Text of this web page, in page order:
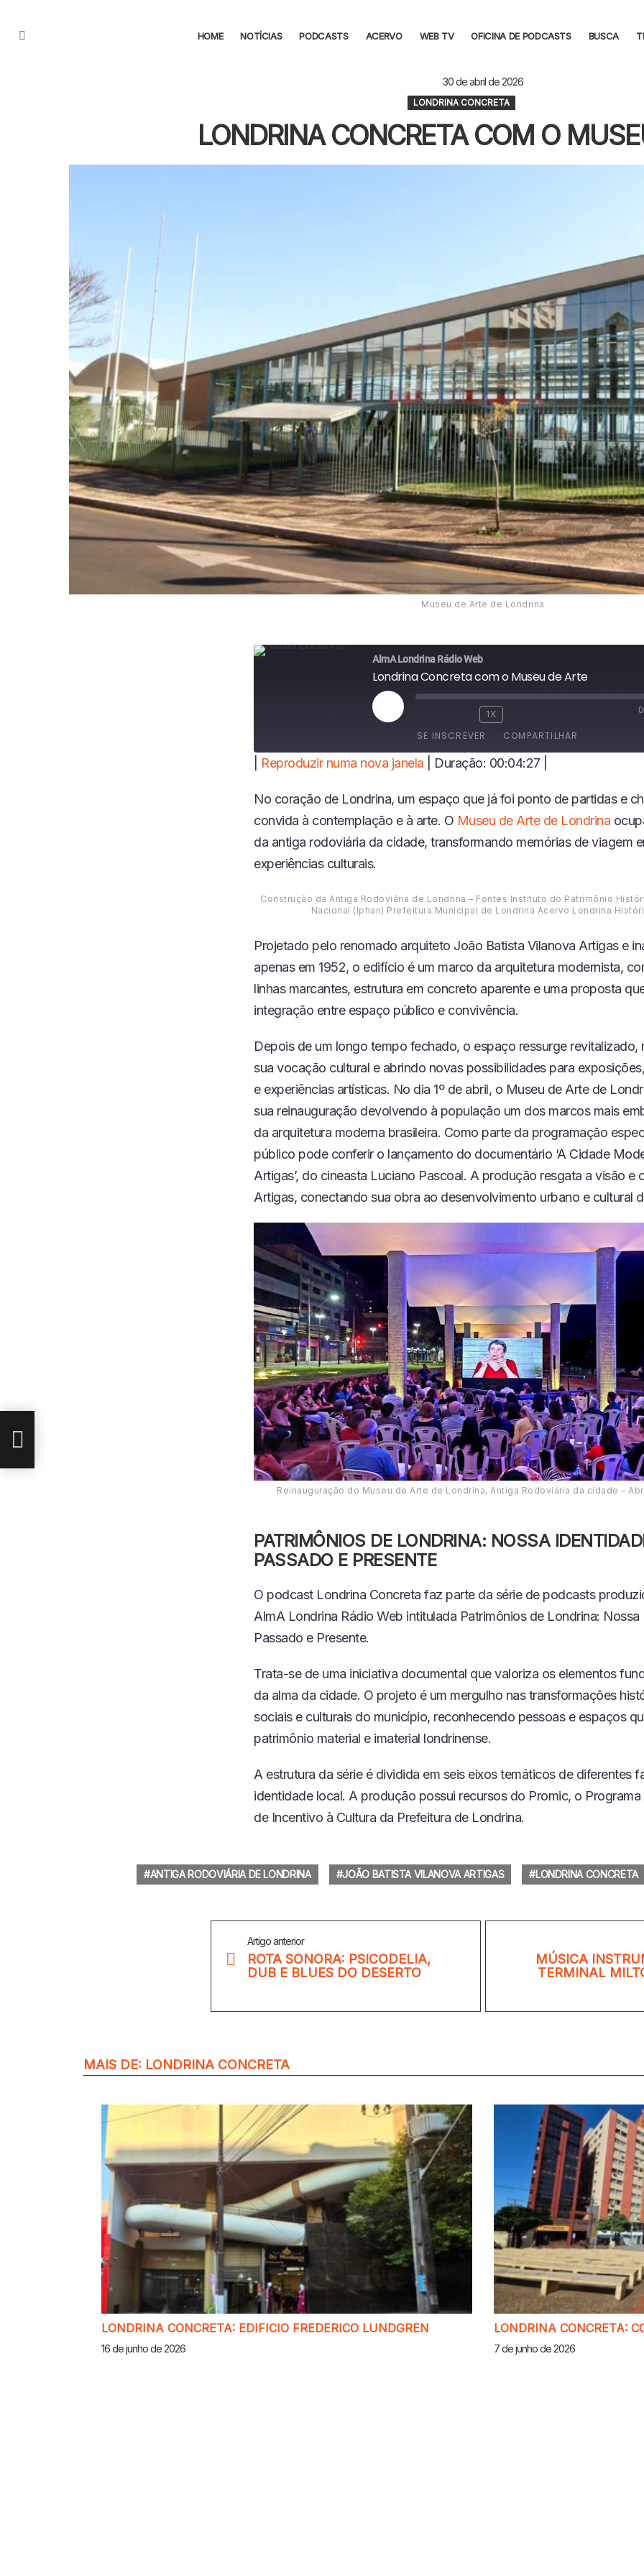
HOME NOTÍCIAS PODCASTS ACERVO WEB TV OFICINA DE PODCASTS BUSCA
30 de abril de 2026
LONDRINA CONCRETA
LONDRINA CONCRETA COM O
Museu de Arte de Londrina
AlmA Londrina Rádio Web
Londrina Concreta com o Museu de Arte
R
O
U
I
R
S
Ó
I
1X
SE INSCREVER COMPARTILHAR
FEED RSS
INCORPO
RAR
Reproduzir numa nova janela Duração: 00:04:27
No coração de Londrina, um espaço que já foi ponto de partidas e
convida à contemplação e à arte. O Museu de Arte de Londrina
da antiga rodoviária da cidade, transformando memórias de viagem
experiências culturais.
Construção da Antiga Rodoviária de Londrina – Fontes Instituto do Patrimônio
Nacional (Iphan) Prefeitura Municipal de Londrina Acervo Londrina
Projetado pelo renomado arquiteto João Batista Vilanova Artigas e
apenas em 1952, o edifício é um marco da arquitetura modernista,
linhas marcantes, estrutura em concreto aparente e uma proposta
integração entre espaço público e convivência.
Depois de um longo tempo fechado, o espaço ressurge revitalizado,
sua vocação cultural e abrindo novas possibilidades para
e experiências artísticas. No dia 1º de abril, o Museu de Arte de
sua reinauguração devolvendo à população um dos marcos mais
da arquitetura moderna brasileira. Como parte da programação
público pode conferir o lançamento do documentário ‘A Cidade
Artigas’, do cineasta Luciano Pascoal. A produção resgata a visão e
Artigas, conectando sua obra ao desenvolvimento urbano e cultural
Reinauguração do Museu de Arte de Londrina, Antiga Rodoviária da cidade –
PATRIMÔNIOS DE LONDRINA: NOSSA
PASSADO E PRESENTE
O podcast Londrina Concreta faz parte da série de podcasts
AlmA Londrina Rádio Web intitulada Patrimônios de Londrina: Nossa
Passado e Presente.
Trata-se de uma iniciativa documental que valoriza os elementos
da alma da cidade. O projeto é um mergulho nas transformações
sociais e culturais do município, reconhecendo pessoas e espaços
patrimônio material e imaterial londrinense.
A estrutura da série é dividida em seis eixos temáticos de diferentes
identidade local. A produção possui recursos do Promic, o
de Incentivo à Cultura da Prefeitura de Londrina.
ANTIGA RODOVIÁRIA DE LONDRINA JOÃO BATISTA VILANOVA ARTIGAS LONDRINA CONCRETA
Artigo anterior
ROTA SONORA: PSICODELIA,
DUB E BLUES DO DESERTO
MÚSICA
TERMINAL
MAIS DE: LONDRINA CONCRETA
LONDRINA CONCRETA: EDIFICIO FREDERICO LUNDGREN
16 de junho de 2026
LONDRINA CONCRETA:
7 de junho de 2026